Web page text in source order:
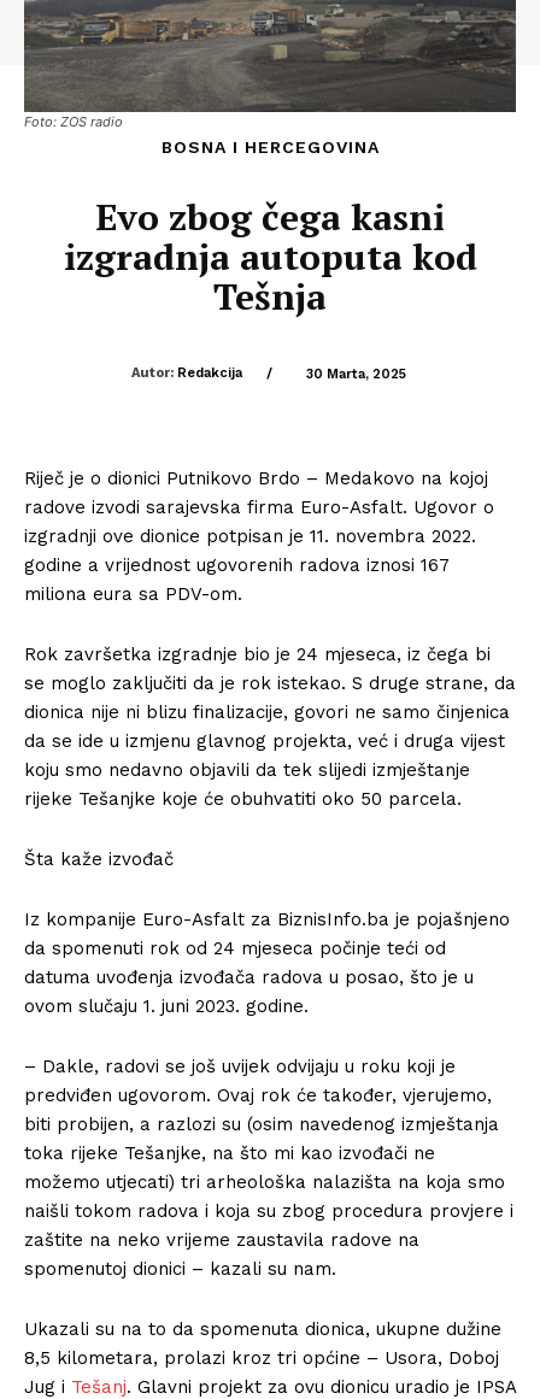
Foto: ZOS radio
BOSNA I HERCEGOVINA
Evo zbog čega kasni
izgradnja autoputa kod
Tešnja
Autor: Redakcija / 30 Marta, 2025
Riječ je o dionici Putnikovo Brdo – Medakovo na kojoj
radove izvodi sarajevska firma Euro-Asfalt. Ugovor o
izgradnji ove dionice potpisan je 11. novembra 2022.
godine a vrijednost ugovorenih radova iznosi 167
miliona eura sa PDV-om.
Rok završetka izgradnje bio je 24 mjeseca, iz čega bi
se moglo zaključiti da je rok istekao. S druge strane, da
dionica nije ni blizu finalizacije, govori ne samo činjenica
da se ide u izmjenu glavnog projekta, već i druga vijest
koju smo nedavno objavili da tek slijedi izmještanje
rijeke Tešanjke koje će obuhvatiti oko 50 parcela.
Šta kaže izvođač
Iz kompanije Euro-Asfalt za BiznisInfo.ba je pojašnjeno
da spomenuti rok od 24 mjeseca počinje teći od
datuma uvođenja izvođača radova u posao, što je u
ovom slučaju 1. juni 2023. godine.
– Dakle, radovi se još uvijek odvijaju u roku koji je
predviđen ugovorom. Ovaj rok će također, vjerujemo,
biti probijen, a razlozi su (osim navedenog izmještanja
toka rijeke Tešanjke, na što mi kao izvođači ne
možemo utjecati) tri arheološka nalazišta na koja smo
naišli tokom radova i koja su zbog procedura provjere i
zaštite na neko vrijeme zaustavila radove na
spomenutoj dionici – kazali su nam.
Ukazali su na to da spomenuta dionica, ukupne dužine
8,5 kilometara, prolazi kroz tri općine – Usora, Doboj
Jug i Tešanj. Glavni projekt za ovu dionicu uradio je IPSA